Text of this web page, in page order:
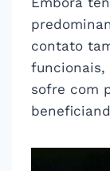
contato
funcionais,
sofre com